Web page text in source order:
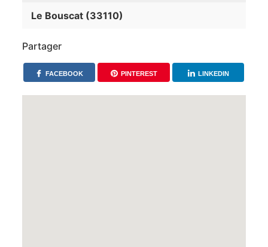
Le Bouscat (33110)
Partager
FACEBOOK PINTEREST LINKEDIN